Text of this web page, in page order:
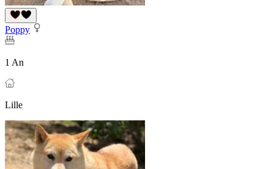
Poppy
1 An
Lille